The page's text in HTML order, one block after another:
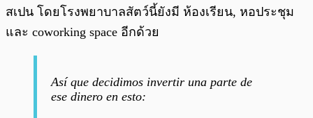
สเปน โดยโรงพยาบาลสัตว์นี้ยังมี ห้องเรียน, หอประชุม
และ coworking space อีกด้วย
Así que decidimos invertir una parte de
ese dinero en esto: